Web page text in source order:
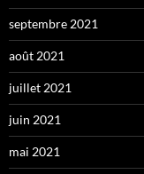
septembre 2021
août 2021
juillet 2021
juin 2021
mai 2021